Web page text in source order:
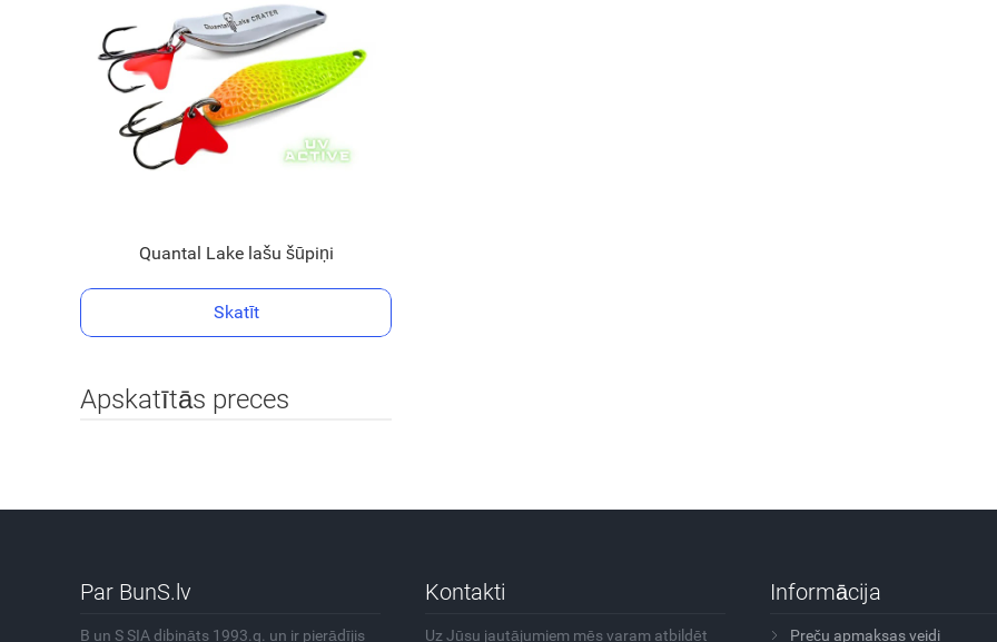
Quantal Lake lašu šūpiņi
Skatīt
Apskatītās preces
Par BunS.lv
B un S SIA dibināts 1993.g. un ir pierādījis
Kontakti
Uz Jūsu jautājumiem mēs varam atbildēt
Informācija
Preču apmaksas veidi